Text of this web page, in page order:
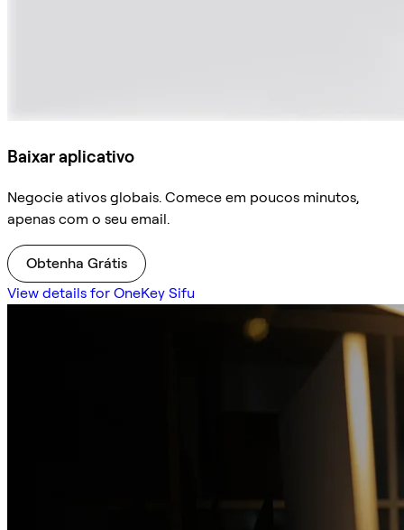
Baixar aplicativo
Negocie ativos globais. Comece em poucos minutos,
apenas com o seu email.
Obtenha Grátis
View details for OneKey Sifu